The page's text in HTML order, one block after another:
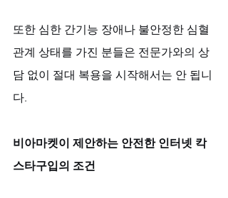
또한 심한 간기능 장애나 불안정한 심혈
관계 상태를 가진 분들은 전문가와의 상
담 없이 절대 복용을 시작해서는 안 됩니
다.
비아마켓이 제안하는 안전한 인터넷 칵
스타구입의 조건